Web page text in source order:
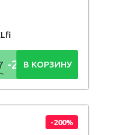
-21 474
В КОРЗИНУ
-200%